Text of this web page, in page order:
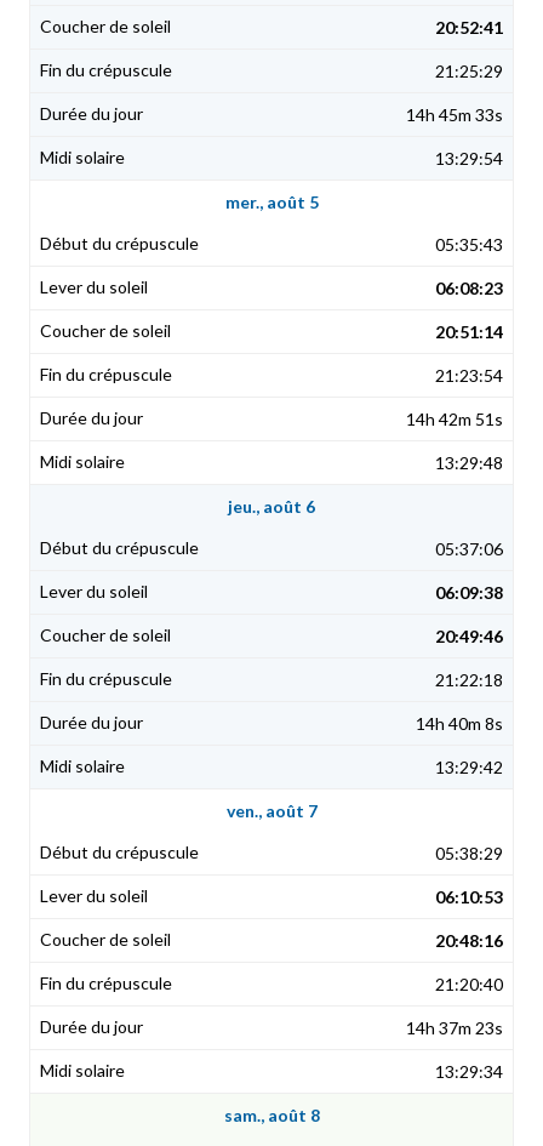
20:52:41
21:25:29
14h 45m 33s
13:29:54
mer., août 5
05:35:43
06:08:23
20:51:14
21:23:54
14h 42m 51s
13:29:48
jeu., août 6
05:37:06
06:09:38
20:49:46
21:22:18
14h 40m 8s
13:29:42
ven., août 7
05:38:29
06:10:53
20:48:16
21:20:40
14h 37m 23s
13:29:34
sam., août 8